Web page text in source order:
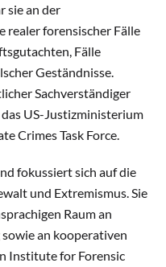
sie an der
realer forensischer Fälle
Fälle
Geständnisse.
Sachverständiger
das US-Justizministerium
Crimes Task Force.
fokussiert sich auf die
und Extremismus. Sie
Raum an
an kooperativen
Institute for Forensic